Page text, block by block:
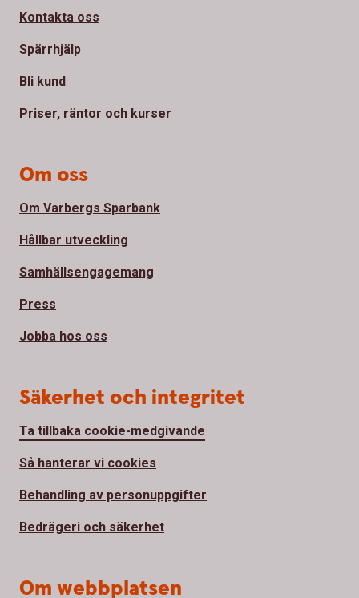
Kontakta oss
Spärrhjälp
Bli kund
Priser, räntor och kurser
Om oss
Om Varbergs Sparbank
Hållbar utveckling
Samhällsengagemang
Press
Jobba hos oss
Säkerhet och integritet
Ta tillbaka cookie-medgivande
Så hanterar vi cookies
Behandling av personuppgifter
Bedrägeri och säkerhet
Om webbplatsen